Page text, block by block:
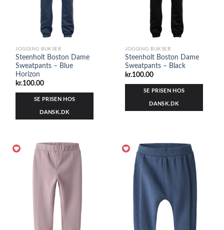
JOGGING BUKSER
Steenholt Boston Dame
Sweatpants – Blue
Horizon
kr.100.00
SE PRISEN HOS
DANSK.DK
JOGGING BUKSER
Steenholt Boston Dame
Sweatpants – Black
kr.100.00
SE PRISEN HOS
DANSK.DK